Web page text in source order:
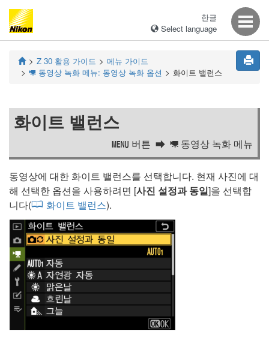
한글
Select language
Z 30 활용 가이드 메뉴 가이드
1 동영상 녹화 메뉴: 동영상 녹화 옵션 화이트 밸런스
화이트 밸런스
G 버튼 1 동영상 녹화 메뉴
동영상에 대한 화이트 밸런스를 선택합니다. 현재 사진에 대
해 선택한 옵션을 사용하려면 [사진 설정과 동일]을 선택합
니다(
화이트 밸런스).